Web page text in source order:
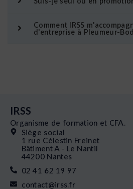
Comment IRSS
d'entreprise à Pleumeur-
IRSS
Organisme de formation et CFA.
Siège social
1 rue Célestin Freinet
Bâtiment A - Le Nantil
44200 Nantes
02 41 62 19 97
contact@irss.fr